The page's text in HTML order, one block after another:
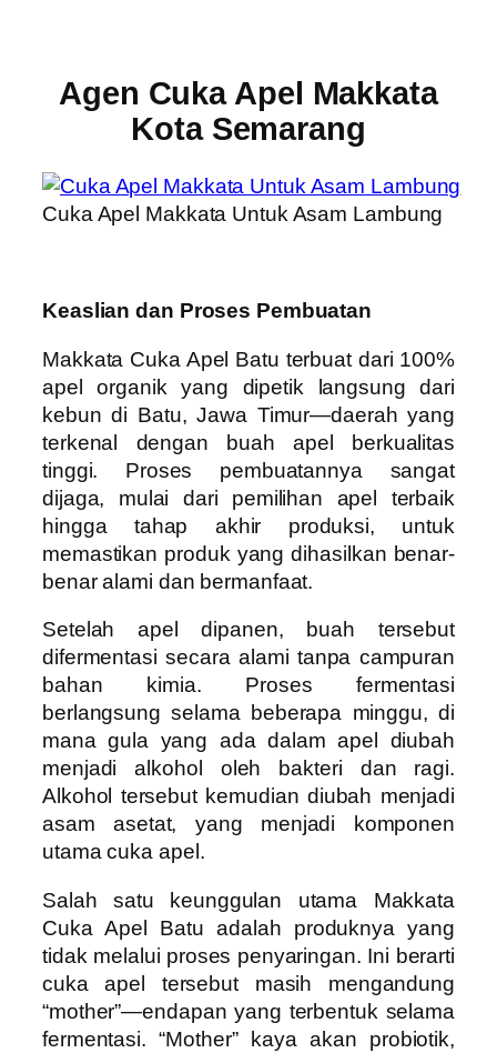
Agen Cuka Apel Makkata
Kota Semarang
Cuka Apel Makkata Untuk Asam Lambung
Keaslian dan Proses Pembuatan
Makkata Cuka Apel Batu terbuat dari 100%
apel organik yang dipetik langsung dari
kebun di Batu, Jawa Timur—daerah yang
terkenal dengan buah apel berkualitas
tinggi. Proses pembuatannya sangat
dijaga, mulai dari pemilihan apel terbaik
hingga tahap akhir produksi, untuk
memastikan produk yang dihasilkan benar-
benar alami dan bermanfaat.
Setelah apel dipanen, buah tersebut
difermentasi secara alami tanpa campuran
bahan kimia. Proses fermentasi
berlangsung selama beberapa minggu, di
mana gula yang ada dalam apel diubah
menjadi alkohol oleh bakteri dan ragi.
Alkohol tersebut kemudian diubah menjadi
asam asetat, yang menjadi komponen
utama cuka apel.
Salah satu keunggulan utama Makkata
Cuka Apel Batu adalah produknya yang
tidak melalui proses penyaringan. Ini berarti
cuka apel tersebut masih mengandung
“mother”—endapan yang terbentuk selama
fermentasi. “Mother” kaya akan probiotik,